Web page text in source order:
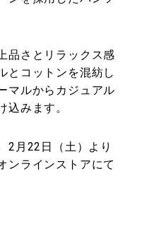
品さとリラックス感
とコットンを混紡し
マルからカジュアル
込みます。
2月22日（土）より
ンラインストアにて